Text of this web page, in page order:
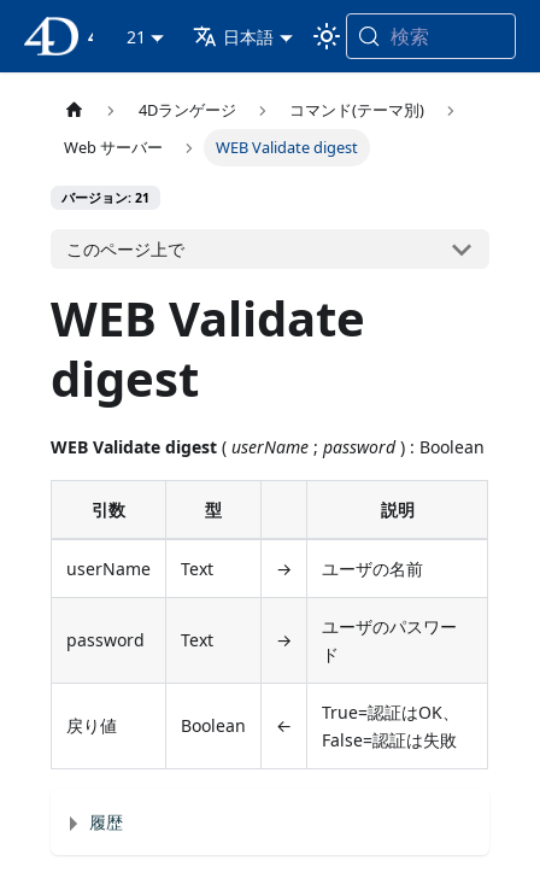
21 日本語 検索
4Dランゲージ
コマンド(テーマ別)
Web サーバー
WEB Validate digest
バージョン: 21
このページ上で
WEB Validate
digest
WEB Validate digest (userName ;password) : Boolean
引数 型 説明
userName Text → ユーザの名前
password Text →
ユーザのパスワー
ド
戻り値 Boolean ←
True=認証はOK、
False=認証は失敗
履歴